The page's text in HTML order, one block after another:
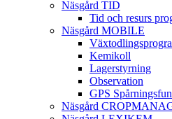
Näsgård TID
Tid och resurs
Näsgård MOBILE
Kemikoll
Lagerstyrning
Observation
GPS
Näsgård